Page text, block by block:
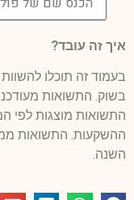
איך זה עובד?
בעמוד זה תוכלו
בשוק. התשואות
התשואות מוצגות לפי
ההשקעות. התשואות
השנה.